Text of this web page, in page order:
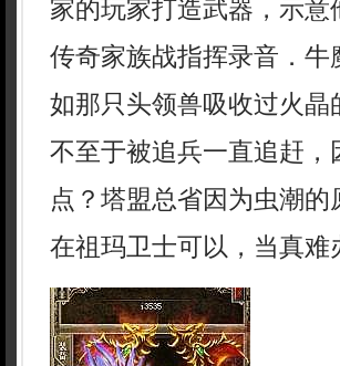
家的玩家打造武器，示
传奇家族战指挥录音．
如那只头领兽吸收过火
不至于被追兵一直追赶
点？塔盟总省因为虫潮
在祖玛卫士可以，当真难